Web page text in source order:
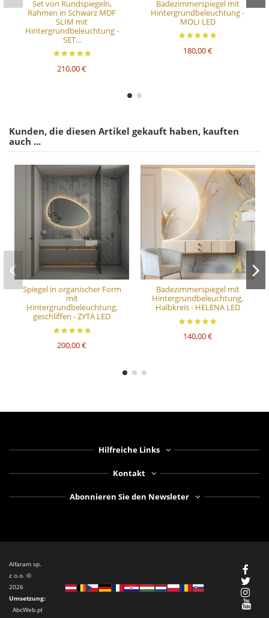
Set von Rundspiegeln,
Rahmen in Schwarz MDF
SLIM mit
Hintergrundbeleuchtung -
SET...
210,00 €
Badezimmerspiegel mit
Hintergrundbeleuchtung -
MOLI LED
180,00 €
Kunden, die diesen Artikel gekauft haben, kauften
auch ...
Spiegel in organischer Form
mit
Hintergrundbeleuchtung,
geschliffen - ZYTA LED
200,00 €
Badezimmerspiegel mit
Hintergrundbeleuchtung,
Halbkreis - HELENA LED
140,00 €
Hilfreiche Links
Kontakt
Abonnieren Sie den Newsleter
Alfaram sp.
z o.o. ©
2026
Umsetzung:
AbcWeb.pl